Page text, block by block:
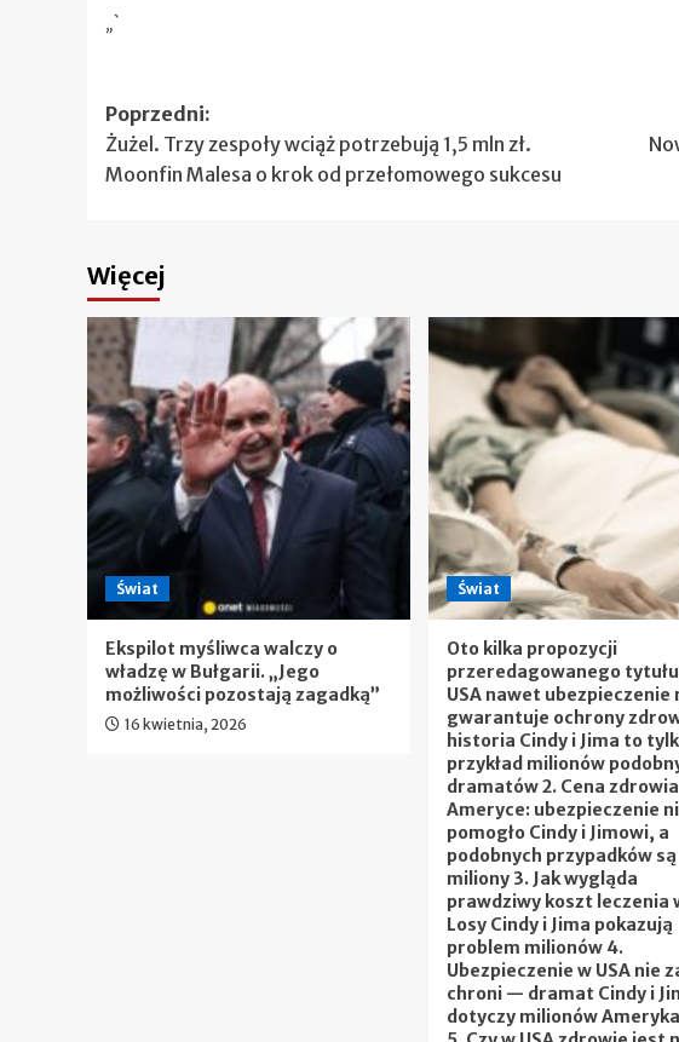
„`
Zobacz
wpisy
Poprzedni:
Żużel. Trzy zespoły wciąż potrzebują 1,5 mln zł.
Moonfin Malesa o krok od przełomowego sukcesu
Więcej
Świat
Ekspilot myśliwca walczy o
władzę w Bułgarii. „Jego
możliwości pozostają zagadką”
16 kwietnia, 2026
Świat
Oto kilka propozycji
przeredagowanego
USA nawet ubezpieczenie
gwarantuje ochrony
historia Cindy i Jima to
przykład milionów
dramatów 2. Cena
Ameryce: ubezpieczenie
pomogło Cindy i Jimowi, a
podobnych przypadków są
miliony 3. Jak wygląda
prawdziwy koszt leczenia
Losy Cindy i Jima pokazują
problem milionów 4.
Ubezpieczenie w USA nie
chroni — dramat Cindy i
dotyczy milionów